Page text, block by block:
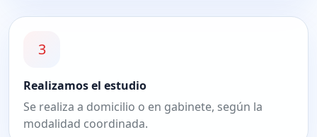
3
Realizamos el estudio
Se realiza a domicilio o en gabinete, según la
modalidad coordinada.